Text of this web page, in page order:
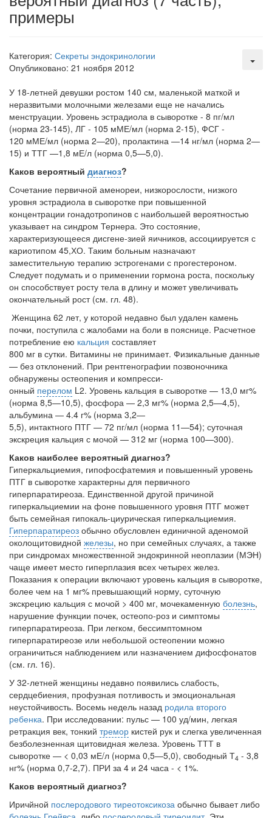
Местная анестезия развивает кардиотоксичность
тревожную статистику. Она
роста сопутствующих
осложнений от...
Закон о праве родителей находиться с детьми в
законопроект внесен в
палату на
рассмотрение. Суть его
заключается в
нахождении одного из
родителей в
больничной палате
бесплатно, в течении всего срока лечения...
примеры
Категория: Секреты эндокринологии
Опубликовано: 21 ноября 2012
У 18-летней девушки ростом 140 см, маленькой маткой и
неразвитыми молочными железами еще не начались
менструации. Уровень эстрадиола в сыворотке - 8 пг/мл
(норма 23-145), ЛГ - 105 мМЕ/мл (норма 2-15), ФСГ -
120 мМЕ/мл (норма 2—20), пролактина —14 нг/мл (норма 2—
15) и ТТГ —1,8 мЕ/л (норма 0,5—5,0).
Каков вероятный диагноз?
Сочетание первичной аменореи, низкорослости, низкого
уровня эстрадиола в сыворотке при повышенной
концентрации гонадотропинов с наибольшей вероят­ностью
указывает на синдром Тернера. Это состояние,
характеризующееся дисгене-зией яичников, ассоциируется с
кариотипом 45,ХО. Таким больным назначают
заместительную терапию эстрогенами с прогестероном.
Следует подумать и о примене­нии гормона роста, поскольку
он способствует росту тела в длину и может увеличивать
окончательный рост (см. гл. 48).
Женщина 62 лет, у которой недавно был удален камень
почки, поступила с жалобами на боли в пояснице. Расчетное
потребление ею кальция составляет
800 мг в сутки. Витамины не принимает. Физикальные данные
— без отклонений. При рентгенографии позвоночника
обнаружены остеопения и компресси-
онный перелом L2. Уровень кальция в сыворотке — 13,0 мг%
(норма 8,5—10,5), фосфора — 2,3 мг% (норма 2,5—4,5),
альбумина — 4.4 г% (норма 3,2—
5,5), интактного ПТГ — 72 пг/мл (норма 11—54); суточная
экскреция кальция с мочой — 312 мг (норма 100—300).
Каков наиболее вероятный диагноз?
Гиперкальциемия, гипофосфатемия и повышенный уровень
ПТГ в сыворотке характерны для первичного
гиперпаратиреоза. Единственной другой причиной
гиперкальциемии на фоне повышенного уровня ПТГ может
быть семейная гипокаль-циурическая гиперкальциемия.
Гиперпаратиреоз обычно обусловлен единичной аденомой
околощитовидной железы, но при семейных случаях, а также
при синд­ромах множественной эндокринной неоплазии (МЭН)
чаще имеет место гипер­плазия всех четырех желез.
Показания к операции включают уровень кальция в сыворотке,
более чем на 1 мг% превышающий норму, суточную
экскрецию каль­ция с мочой > 400 мг, мочекаменную болезнь,
нарушение функции почек, остеопо-роз и симптомы
гиперпаратиреоза. При легком, бессимптомном
гиперпаратиреозе или небольшой остеопении можно
ограничиться наблюдением или назначением дифосфонатов
(см. гл. 16).
У 32-летней женщины недавно появились слабость,
сердцебиения, профузная потливость и эмоциональная
неустойчивость. Восемь недель назад родила второго
ребенка. При исследовании: пульс — 100 уд/мин, легкая
ретракция век, тонкий тремор кистей рук и слегка увеличенная
безболезненная щитовид­ная железа. Уровень ТТТ в
сыворотке — < 0,03 мЕ/л (норма 0,5—5,0), свобод­ный Т4 - 3,8
нг% (норма 0,7-2,7). ПРИ за 4 и 24 часа - < 1%.
Каков вероят­ный диагноз?
Иричйной послеродового тиреотоксикоза обычно бывает либо